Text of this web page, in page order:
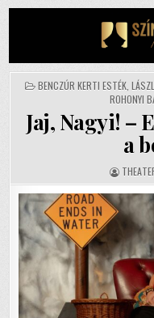
POSTED
BENCZÚR KERTI ESTÉK,
ROHONYI
Jaj, Nagyi! –
a